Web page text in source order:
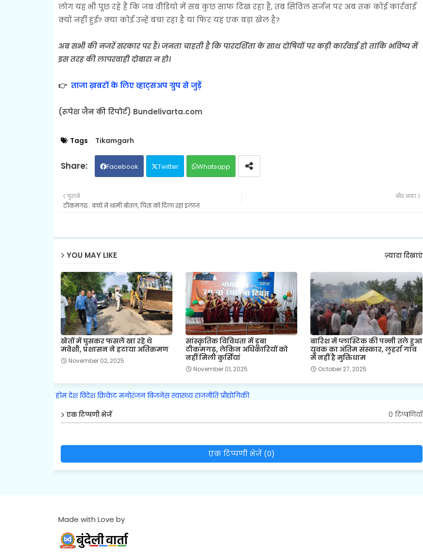
लोग यह भी पूछ रहे हैं कि जब वीडियो में सब कुछ साफ दिख रहा है, तब सिविल सर्जन पर अब तक कोई कार्रवाई
क्यों नहीं हुई? क्या कोई उन्हें बचा रहा है या फिर यह एक बड़ा खेल है?
अब सभी की नजरें सरकार पर हैं। जनता चाहती है कि पारदर्शिता के साथ दोषियों पर कड़ी कार्रवाई हो ताकि भविष्य में
इस तरह की लापरवाही दोबारा न हो।
👉 ताजा ख़बरों के लिए व्हाट्सअप ग्रुप से जुड़ें
(रूपेश जैन की रिपोर्ट) Bundelivarta.com
Tags Tikamgarh
Facebook Twitter Whatsapp
और नया
पुराने
टीकमगढ़ : बच्चे ने थामी बोतल, पिता को दिला रहा इलाज
YOU MAY LIKE ज़्यादा दिखाएं
खेतों में घुसकर फसलें खा रहे थे
मवेशी, प्रशासन ने हटाया अतिक्रमण
November 02, 2025
सांस्कृतिक विविधता में डूबा
टीकमगढ़, लेकिन अधिकारियों को
नहीं मिली कुर्सियां
November 01, 2025
बारिश में प्लास्टिक की पन्नी तले हुआ
युवक का अंतिम संस्कार, लुहर्रा गांव
में नहीं है मुक्तिधाम
October 27, 2025
होम देश विदेश क्रिकेट मनोरंजन बिजनेस स्वास्थ्य राजनीति प्रौद्योगिकी
एक टिप्पणी भेजें 0 टिप्पणियाँ
एक टिप्पणी भेजें (0)
Made with Love by